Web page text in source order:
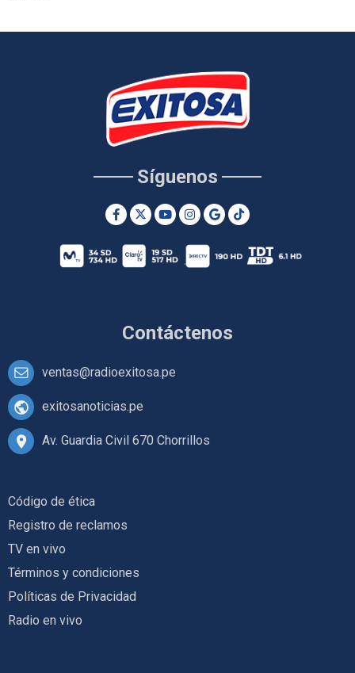
Contáctenos
ventas@radioexitosa.pe
exitosanoticias.pe
Av. Guardia Civil 670 Chorrillos
Síguenos
Código de ética
Registro de reclamos
TV en vivo
Términos y condiciones
Políticas de Privacidad
Radio en vivo